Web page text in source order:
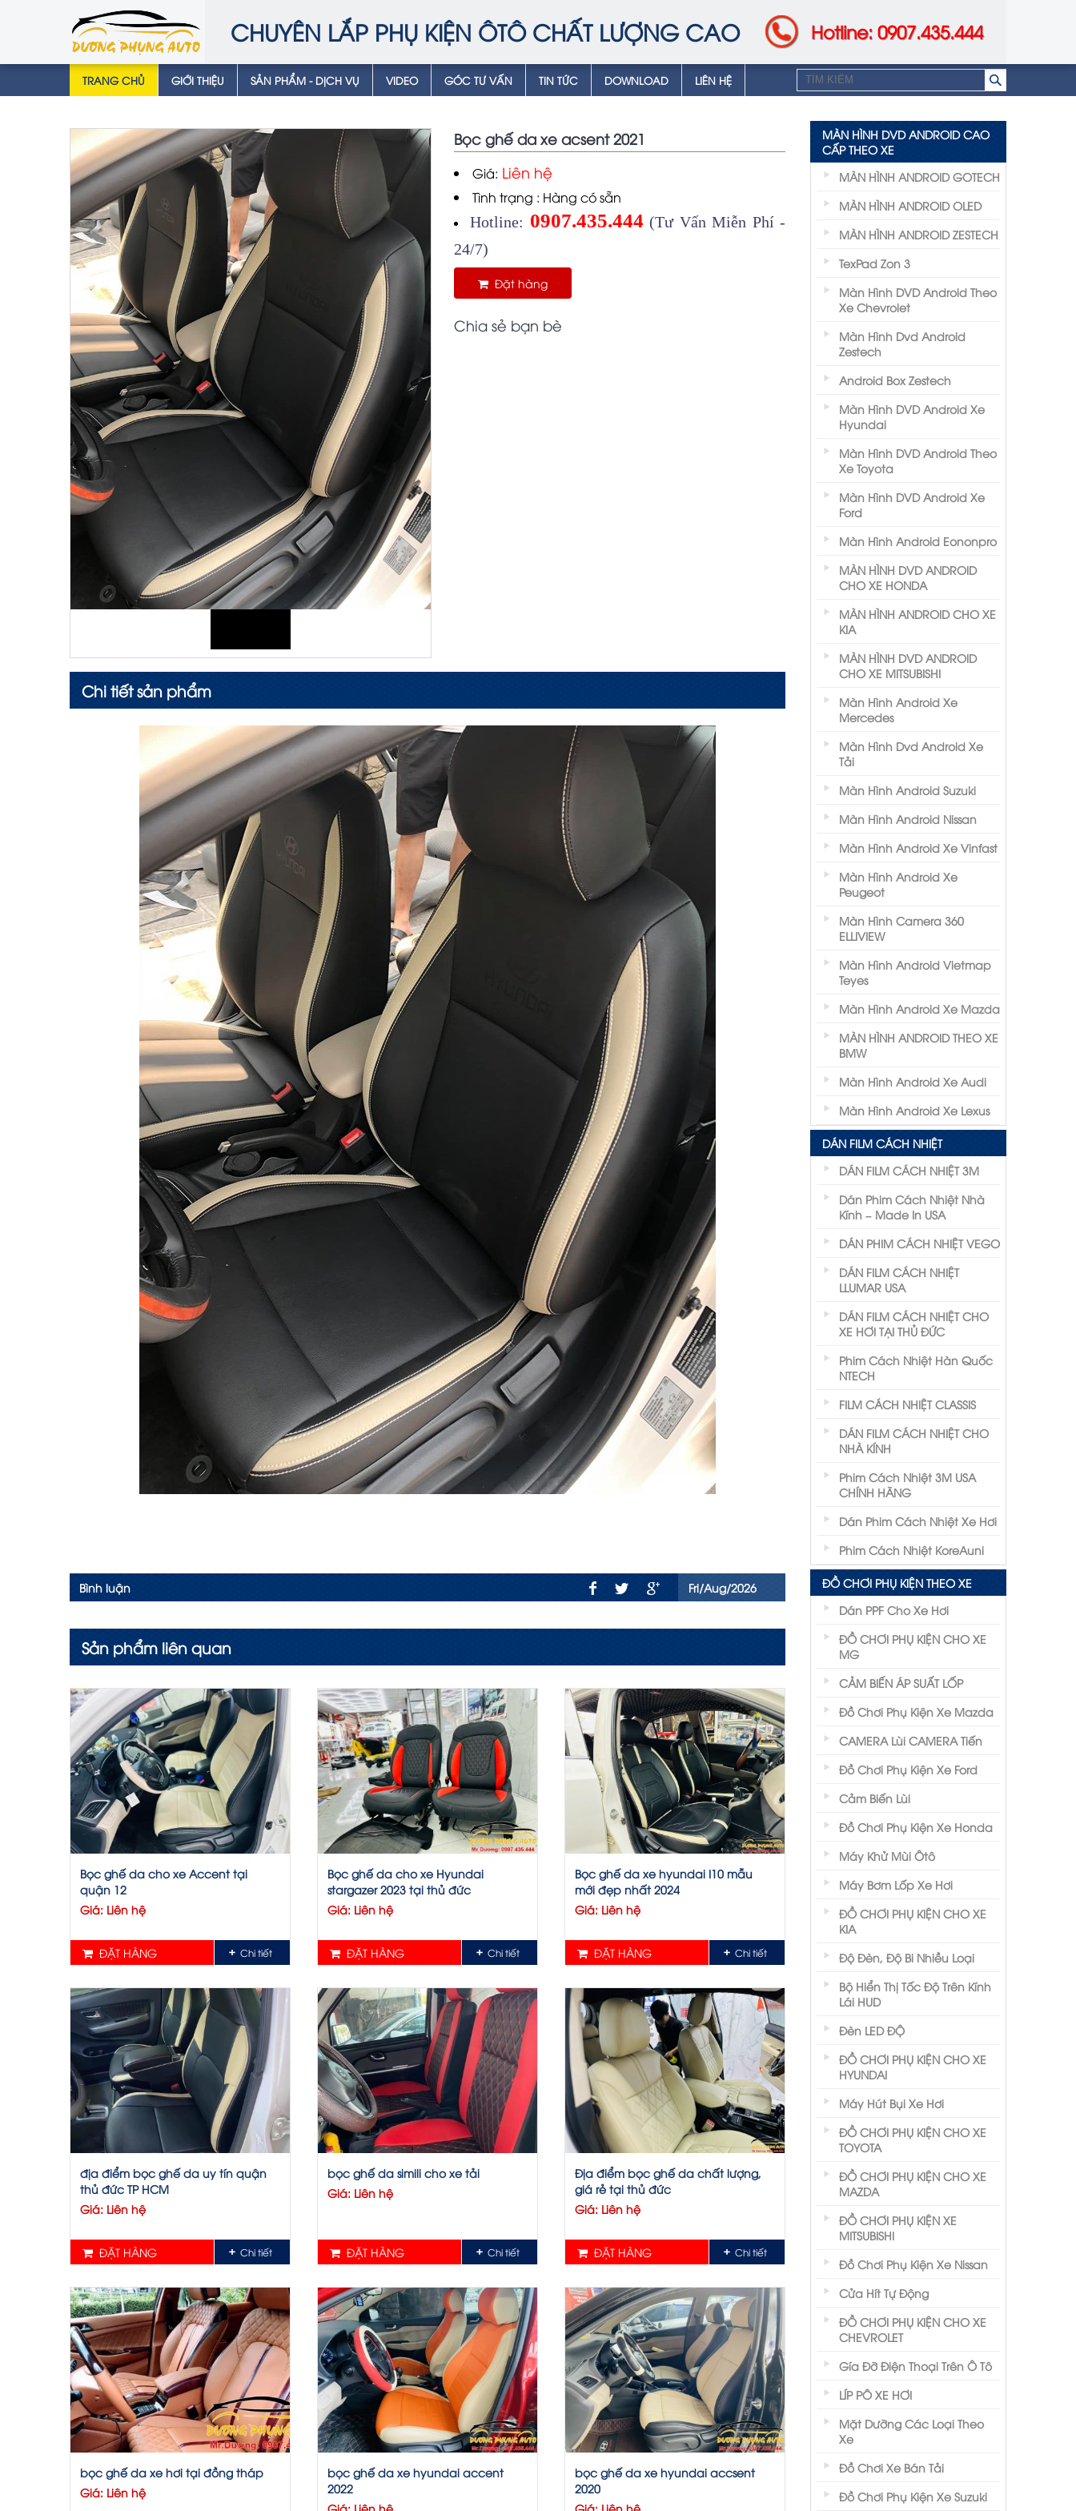
CHUYÊN LẮP PHỤ KIỆN ÔTÔ CHẤT LƯỢNG CAO Hotline: 0907.435.444
TRANG CHỦ GIỚI THIỆU SẢN PHẨM - DỊCH VỤ VIDEO GÓC TƯ VẤN TIN TỨC DOWNLOAD LIÊN HỆ
Bọc ghế da xe acsent 2021
Giá: Liên hệ
Tình trạng : Hàng có sẵn
Hotline: 0907.435.444 (Tư Vấn Miễn Phí -
24/7)
Đặt hàng
Chia sẻ bạn bè
Chi tiết sản phẩm
Bình luận Fri/Aug/2026
Sản phẩm liên quan
Bọc ghế da cho xe Accent tại
quận 12
Giá: Liên hệ
ĐẶT HÀNG Chi tiết
Bọc ghế da cho xe Hyundai
stargazer 2023 tại thủ đức
Giá: Liên hệ
ĐẶT HÀNG Chi tiết
Bọc ghế da xe hyundai I10 mẫu
mới đẹp nhất 2024
Giá: Liên hệ
ĐẶT HÀNG Chi tiết
địa điểm bọc ghế da uy tín quận
thủ đức TP HCM
Giá: Liên hệ
ĐẶT HÀNG Chi tiết
bọc ghế da simili cho xe tải
Giá: Liên hệ
ĐẶT HÀNG Chi tiết
Địa điểm bọc ghế da chất lượng,
giá rẻ tại thủ đức
Giá: Liên hệ
ĐẶT HÀNG Chi tiết
bọc ghế da xe hơi tại đồng tháp
Giá: Liên hệ
bọc ghế da xe hyundai accent
2022
bọc ghế da xe hyundai accsent
2020
MÀN HÌNH DVD ANDROID CAO
CẤP THEO XE
MÀN HÌNH ANDROID GOTECH
MÀN HÌNH ANDROID OLED
MÀN HÌNH ANDROID ZESTECH
TexPad Zon 3
Màn Hình DVD Android Theo
Xe Chevrolet
Màn Hình Dvd Android
Zestech
Android Box Zestech
Màn Hình DVD Android Xe
Hyundai
Màn Hình DVD Android Theo
Xe Toyota
Màn Hình DVD Android Xe
Ford
Màn Hình Android Eononpro
MÀN HÌNH DVD ANDROID
CHO XE HONDA
MÀN HÌNH ANDROID CHO XE
KIA
MÀN HÌNH DVD ANDROID
CHO XE MITSUBISHI
Màn Hình Android Xe
Mercedes
Màn Hình Dvd Android Xe
Tải
Màn Hình Android Suzuki
Màn Hình Android Nissan
Màn Hình Android Xe Vinfast
Màn Hình Android Xe
Peugeot
Màn Hình Camera 360
ELLIVIEW
Màn Hình Android Vietmap
Teyes
Màn Hình Android Xe Mazda
MÀN HÌNH ANDROID THEO XE
BMW
Màn Hình Android Xe Audi
Màn Hình Android Xe Lexus
DÁN FILM CÁCH NHIỆT
DÁN FILM CÁCH NHIỆT 3M
Dán Phim Cách Nhiệt Nhà
Kính – Made In USA
DÁN PHIM CÁCH NHIỆT VEGO
DÁN FILM CÁCH NHIỆT
LLUMAR USA
DÁN FILM CÁCH NHIỆT CHO
XE HƠI TẠI THỦ ĐỨC
Phim Cách Nhiệt Hàn Quốc
NTECH
FILM CÁCH NHIỆT CLASSIS
DÁN FILM CÁCH NHIỆT CHO
NHÀ KÍNH
Phim Cách Nhiệt 3M USA
CHÍNH HÃNG
Dán Phim Cách Nhiệt Xe Hơi
Phim Cách Nhiệt KoreAuni
ĐỒ CHƠI PHỤ KIỆN THEO XE
Dán PPF Cho Xe Hơi
ĐỒ CHƠI PHỤ KIỆN CHO XE
MG
CẢM BIẾN ÁP SUẤT LỐP
Đồ Chơi Phụ Kiện Xe Mazda
CAMERA Lùi CAMERA Tiến
Đồ Chơi Phụ Kiện Xe Ford
Cảm Biến Lùi
Đồ Chơi Phụ Kiện Xe Honda
Máy Khử Mùi Ôtô
Máy Bơm Lốp Xe Hơi
ĐỒ CHƠI PHỤ KIỆN CHO XE
KIA
Độ Đèn, Độ Bi Nhiều Loại
Bộ Hiển Thị Tốc Độ Trên Kính
Lái HUD
Đèn LED ĐỘ
ĐỒ CHƠI PHỤ KIỆN CHO XE
HYUNDAI
Máy Hút Bụi Xe Hơi
ĐỒ CHƠI PHỤ KIỆN CHO XE
TOYOTA
ĐỒ CHƠI PHỤ KIỆN CHO XE
MAZDA
ĐỒ CHƠI PHỤ KIỆN XE
MITSUBISHI
Đồ Chơi Phụ Kiện Xe Nissan
Cửa Hít Tự Động
ĐỒ CHƠI PHỤ KIỆN CHO XE
CHEVROLET
Gía Đỡ Điện Thoại Trên Ô Tô
LÍP PÔ XE HƠI
Mặt Dưỡng Các Loại Theo
Xe
Đồ Chơi Xe Bán Tải
Đồ Chơi Phụ Kiện Xe Suzuki